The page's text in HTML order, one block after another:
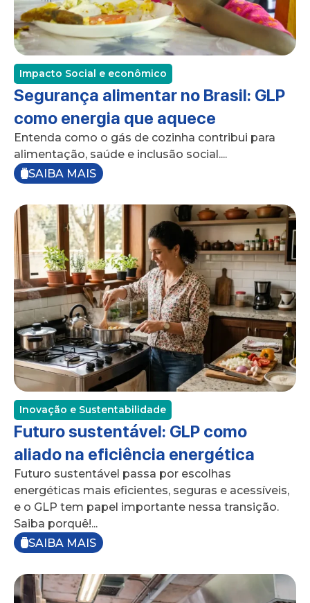
Impacto Social e econômico
Segurança alimentar no Brasil: GLP
como energia que aquece
Entenda como o gás de cozinha contribui para
alimentação, saúde e inclusão social....
SAIBA MAIS
Inovação e Sustentabilidade
Futuro sustentável: GLP como
aliado na eficiência energética
Futuro sustentável passa por escolhas
energéticas mais eficientes, seguras e acessíveis,
e o GLP tem papel importante nessa transição.
Saiba porquê!...
SAIBA MAIS